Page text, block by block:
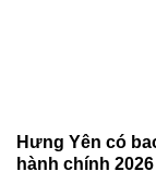
Hưng Yên có
hành chính 2026